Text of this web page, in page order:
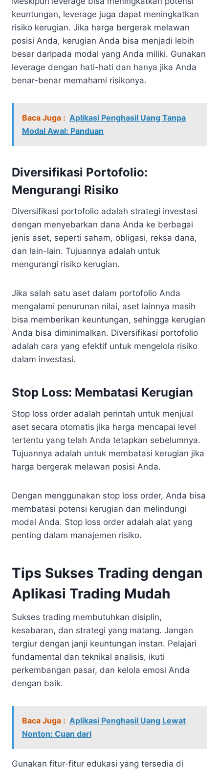
keuntungan, leverage juga dapat meningkatkan
risiko kerugian. Jika harga bergerak melawan
posisi Anda, kerugian Anda bisa menjadi lebih
besar daripada modal yang Anda miliki. Gunakan
leverage dengan hati-hati dan hanya jika Anda
benar-benar memahami risikonya.
Baca Juga : Aplikasi Penghasil Uang Tanpa
Modal Awal: Panduan
Diversifikasi Portofolio:
Mengurangi Risiko
Diversifikasi portofolio adalah strategi investasi
dengan menyebarkan dana Anda ke berbagai
jenis aset, seperti saham, obligasi, reksa dana,
dan lain-lain. Tujuannya adalah untuk
mengurangi risiko kerugian.
Jika salah satu aset dalam portofolio Anda
mengalami penurunan nilai, aset lainnya masih
bisa memberikan keuntungan, sehingga kerugian
Anda bisa diminimalkan. Diversifikasi portofolio
adalah cara yang efektif untuk mengelola risiko
dalam investasi.
Stop Loss: Membatasi Kerugian
Stop loss order adalah perintah untuk menjual
aset secara otomatis jika harga mencapai level
tertentu yang telah Anda tetapkan sebelumnya.
Tujuannya adalah untuk membatasi kerugian jika
harga bergerak melawan posisi Anda.
Dengan menggunakan stop loss order, Anda bisa
membatasi potensi kerugian dan melindungi
modal Anda. Stop loss order adalah alat yang
penting dalam manajemen risiko.
Tips Sukses Trading dengan
Aplikasi Trading Mudah
Sukses trading membutuhkan disiplin,
kesabaran, dan strategi yang matang. Jangan
tergiur dengan janji keuntungan instan. Pelajari
fundamental dan teknikal analisis, ikuti
perkembangan pasar, dan kelola emosi Anda
dengan baik.
Baca Juga : Aplikasi Penghasil Uang Lewat
Nonton: Cuan dari
Gunakan fitur-fitur edukasi yang tersedia di